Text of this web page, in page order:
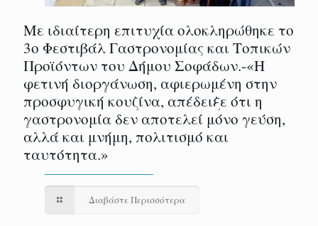
Με ιδιαίτερη επιτυχία ολοκληρώθηκε το
3ο Φεστιβάλ Γαστρονομίας και Τοπικών
Προϊόντων του Δήμου Σοφάδων.-«Η
φετινή διοργάνωση, αφιερωμένη στην
προσφυγική κουζίνα, απέδειξε ότι η
γαστρονομία δεν αποτελεί μόνο γεύση,
αλλά και μνήμη, πολιτισμό και
ταυτότητα.»
Διαβάστε Περισσότερα